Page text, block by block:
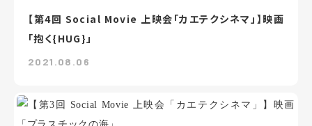
【第4回 Social Movie 上映会「カエテクシネマ」】映画
「抱く{HUG}」
2021.08.06